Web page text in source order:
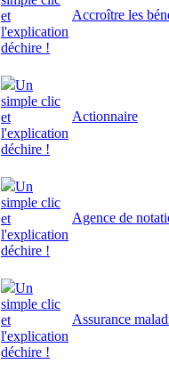
et
l'explication
déchire !
Accroître les
Un
simple clic
et
l'explication
déchire !
Actionnaire
Un
simple clic
et
l'explication
déchire !
Agence de
Un
simple clic
et
l'explication
déchire !
Assurance